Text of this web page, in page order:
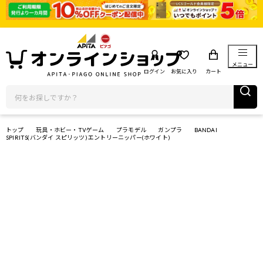
ログイン お気に入り カート
メニュー
トップ 玩具・ホビー・TVゲーム プラモデル ガンプラ
BANDAI
SPIRITS(バンダイ スピリッツ) エントリーニッパー(ホワイト)